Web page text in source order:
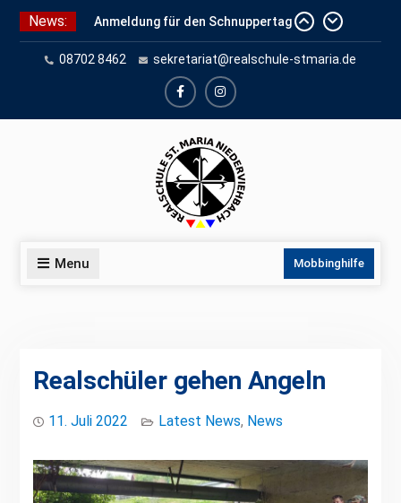
Skip
content
News:
Anmeldung für den Schnuppertag
und Anmeldeunterlagen
Schuleinschreibung 2026
Schnuppertag 2026
08702 8462 sekretariat@realschule-stmaria.de
facebookinstagram
Menu Mobbinghilfe
Realschüler gehen Angeln
11. Juli 2022 Latest News, News